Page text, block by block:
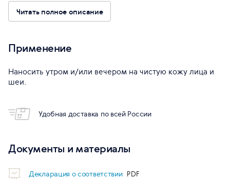
Читать полное описание
Применение
Наносить утром и/или вечером на чистую кожу лица и
шеи.
Удобная доставка по всей России
Документы и материалы
Декларация о соответствии